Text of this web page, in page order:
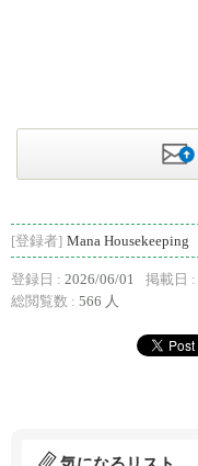
[登録者] Mana Housekeeping
登録日 : 2026/06/01 掲載日 :
総閲覧数 : 566 人